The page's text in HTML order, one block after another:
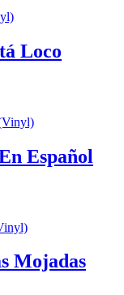
Loco
Español
Mojadas